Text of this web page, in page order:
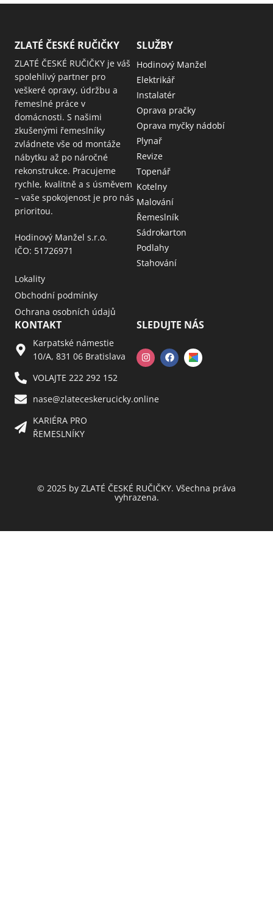
ZLATÉ ČESKÉ RUČIČKY
ZLATÉ ČESKÉ RUČIČKY je váš
spolehlivý partner pro
veškeré opravy, údržbu a
řemeslné práce v
domácnosti. S našimi
zkušenými řemeslníky
zvládnete vše od montáže
nábytku až po náročné
rekonstrukce. Pracujeme
rychle, kvalitně a s úsměvem
– vaše spokojenost je pro nás
prioritou.
Hodinový Manžel s.r.o.
IČO: 51726971
Lokality
Obchodní podmínky
Ochrana osobních údajů
SLUŽBY
Hodinový Manžel
Elektrikář
Instalatér
Oprava pračky
Oprava myčky nádobí
Plynař
Revize
Topenář
Kotelny
Malování
Řemeslník
Sádrokarton
Podlahy
Stahování
KONTAKT
Karpatské námestie
10/A, 831 06 Bratislava
VOLAJTE 222 292 152
nase@zlateceskerucicky.online
KARIÉRA PRO
ŘEMESLNÍKY
SLEDUJTE NÁS
© 2025 by ZLATÉ ČESKÉ RUČIČKY. Všechna práva
vyhrazena.